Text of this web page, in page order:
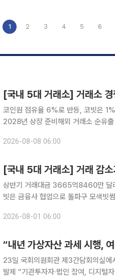
1 2 3 4 5 6
[국내 5대 거래소] 거래소 경
코인원 점유율 6%로 반등, 코빗은
2028년 상장 준비해외 거래소 순유출
휴 안정성 확보로 빠르게 넓어지고 있
2026-08-08 06:00
상반기 거래대금 3665억8460만 달
빗은 금융사 협업으로 돌파구 모색빗
다. 거래가 줄어드는 국면에서는 유동
2026-08-01 06:00
“내년 가상자산 과세 시행,
23일 국회의원회관 제3간담회의실에
발제 “기관투자자∙법인 참여, 디지털